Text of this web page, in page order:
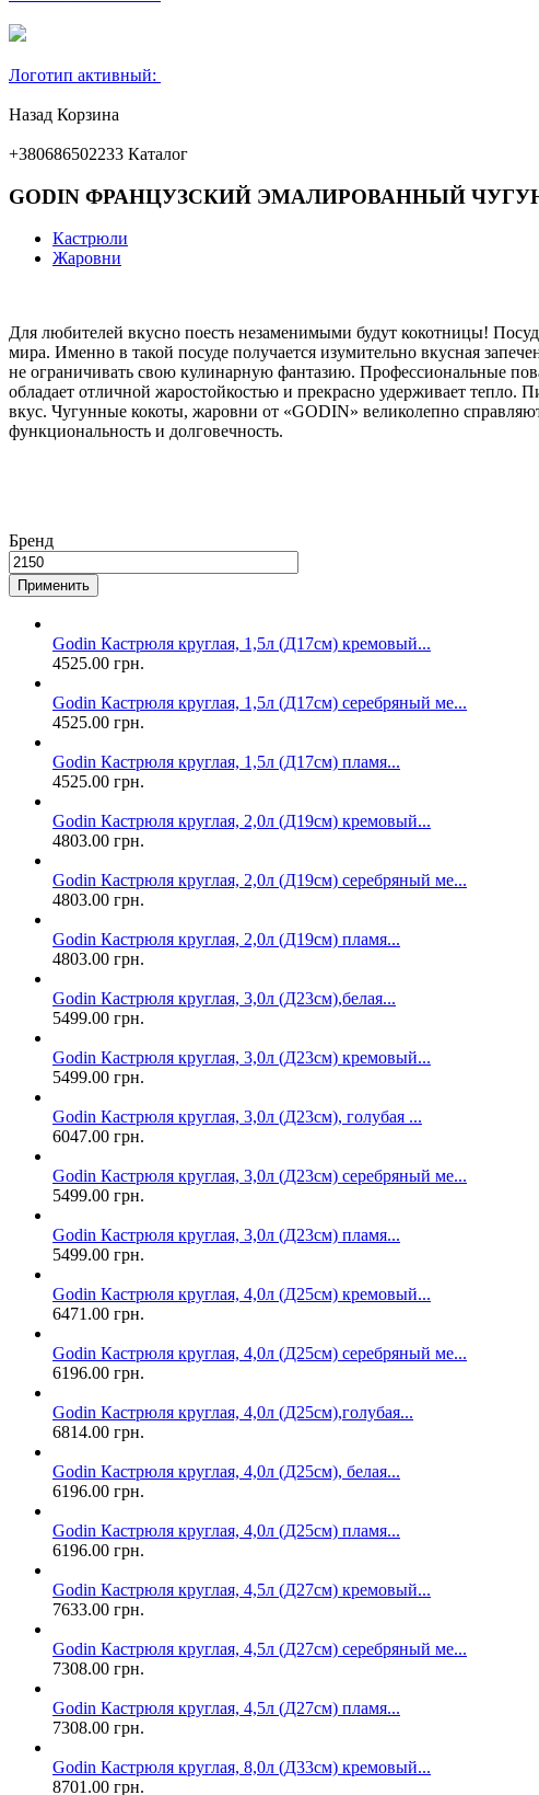
Логотип активный:
Назад Корзина
+380686502233 Каталог
GODIN ФРАНЦУЗСКИЙ ЭМАЛИРОВАННЫЙ
Кастрюли
Жаровни
Для любителей вкусно поесть незаменимыми будут кокотницы!
мира. Именно в такой посуде получается изумительно вкусная
не ограничивать свою кулинарную фантазию. Профессиональные
обладает отличной жаростойкостью и прекрасно удерживает тепло.
вкус. Чугунные кокоты, жаровни от «GODIN» великолепно
функциональность и долговечность.
Бренд
Godin Кастрюля круглая, 1,5л (Д17см) кремовый...
4525.00 грн.
Godin Кастрюля круглая, 1,5л (Д17см) серебряный ме...
4525.00 грн.
Godin Кастрюля круглая, 1,5л (Д17см) пламя...
4525.00 грн.
Godin Кастрюля круглая, 2,0л (Д19см) кремовый...
4803.00 грн.
Godin Кастрюля круглая, 2,0л (Д19см) серебряный ме...
4803.00 грн.
Godin Кастрюля круглая, 2,0л (Д19см) пламя...
4803.00 грн.
Godin Кастрюля круглая, 3,0л (Д23см),белая...
5499.00 грн.
Godin Кастрюля круглая, 3,0л (Д23см) кремовый...
5499.00 грн.
Godin Кастрюля круглая, 3,0л (Д23см), голубая ...
6047.00 грн.
Godin Кастрюля круглая, 3,0л (Д23см) серебряный ме...
5499.00 грн.
Godin Кастрюля круглая, 3,0л (Д23см) пламя...
5499.00 грн.
Godin Кастрюля круглая, 4,0л (Д25см) кремовый...
6471.00 грн.
Godin Кастрюля круглая, 4,0л (Д25см) серебряный ме...
6196.00 грн.
Godin Кастрюля круглая, 4,0л (Д25см),голубая...
6814.00 грн.
Godin Кастрюля круглая, 4,0л (Д25см), белая...
6196.00 грн.
Godin Кастрюля круглая, 4,0л (Д25см) пламя...
6196.00 грн.
Godin Кастрюля круглая, 4,5л (Д27см) кремовый...
7633.00 грн.
Godin Кастрюля круглая, 4,5л (Д27см) серебряный ме...
7308.00 грн.
Godin Кастрюля круглая, 4,5л (Д27см) пламя...
7308.00 грн.
Godin Кастрюля круглая, 8,0л (Д33см) кремовый...
8701.00 грн.